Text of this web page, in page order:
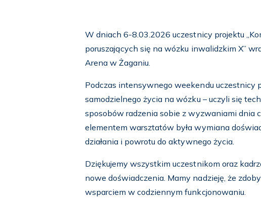
W dniach 6-8.03.2026 uczestnicy projektu
poruszających się na wózku inwalidzkim X”
Arena w Żaganiu.
Podczas intensywnego weekendu
samodzielnego życia na wózku – uczyli się
sposobów radzenia sobie z wyzwaniami dnia
elementem warsztatów była wymiana
działania i powrotu do aktywnego życia.
Dziękujemy wszystkim uczestnikom oraz
nowe doświadczenia. Mamy nadzieję, że
wsparciem w codziennym funkcjonowaniu.